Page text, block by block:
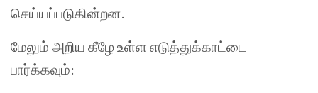
செய்யப்படுகின்றன.
மேலும் அறிய கீழே உள்ள எடுத்துக்காட்டை
பார்க்கவும்: